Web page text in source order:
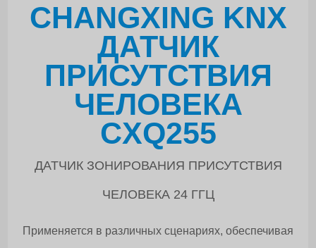
CHANGXING KNX
ДАТЧИК
ПРИСУТСТВИЯ
ЧЕЛОВЕКА
CXQ255
ДАТЧИК ЗОНИРОВАНИЯ ПРИСУТСТВИЯ
ЧЕЛОВЕКА 24 ГГЦ
Применяется в различных сценариях, обеспечивая